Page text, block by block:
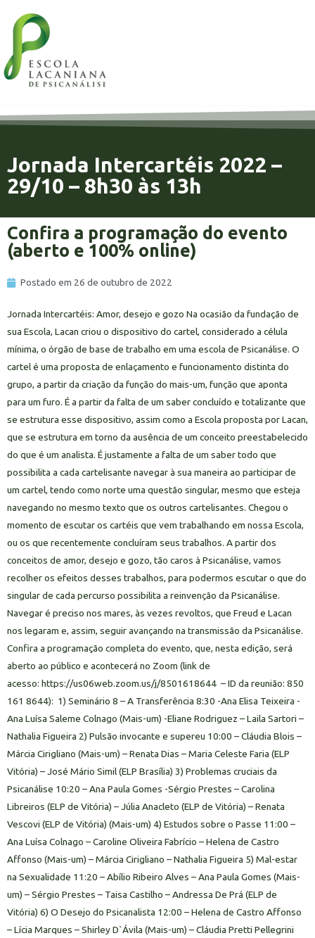
Jornada Intercartéis 2022 –
29/10 – 8h30 às 13h
Confira a programação do evento
(aberto e 100% online)
Postado em 26 de outubro de 2022
Jornada Intercartéis: Amor, desejo e gozo Na ocasião da fundação de
sua Escola, Lacan criou o dispositivo do cartel, considerado a célula
mínima, o órgão de base de trabalho em uma escola de Psicanálise. O
cartel é uma proposta de enlaçamento e funcionamento distinta do
grupo, a partir da criação da função do mais-um, função que aponta
para um furo. É a partir da falta de um saber concluído e totalizante que
se estrutura esse dispositivo, assim como a Escola proposta por Lacan,
que se estrutura em torno da ausência de um conceito preestabelecido
do que é um analista. É justamente a falta de um saber todo que
possibilita a cada cartelisante navegar à sua maneira ao participar de
um cartel, tendo como norte uma questão singular, mesmo que esteja
navegando no mesmo texto que os outros cartelisantes. Chegou o
momento de escutar os cartéis que vem trabalhando em nossa Escola,
ou os que recentemente concluíram seus trabalhos. A partir dos
conceitos de amor, desejo e gozo, tão caros à Psicanálise, vamos
recolher os efeitos desses trabalhos, para podermos escutar o que do
singular de cada percurso possibilita a reinvenção da Psicanálise.
Navegar é preciso nos mares, às vezes revoltos, que Freud e Lacan
nos legaram e, assim, seguir avançando na transmissão da Psicanálise.
Confira a programação completa do evento, que, nesta edição, será
aberto ao público e acontecerá no Zoom (link de
acesso: https://us06web.zoom.us/j/8501618644 – ID da reunião: 850
161 8644): 1) Seminário 8 – A Transferência 8:30 -Ana Elisa Teixeira -
Ana Luísa Saleme Colnago (Mais-um) -Eliane Rodriguez – Laila Sartori –
Nathalia Figueira 2) Pulsão invocante e supereu 10:00 – Cláudia Blois –
Márcia Cirigliano (Mais-um) – Renata Dias – Maria Celeste Faria (ELP
Vitória) – José Mário Simil (ELP Brasília) 3) Problemas cruciais da
Psicanálise 10:20 – Ana Paula Gomes -Sérgio Prestes – Carolina
Libreiros (ELP de Vitória) – Júlia Anacleto (ELP de Vitória) – Renata
Vescovi (ELP de Vitória) (Mais-um) 4) Estudos sobre o Passe 11:00 –
Ana Luísa Colnago – Caroline Oliveira Fabrício – Helena de Castro
Affonso (Mais-um) – Márcia Cirigliano – Nathalia Figueira 5) Mal-estar
na Sexualidade 11:20 – Abílio Ribeiro Alves – Ana Paula Gomes (Mais-
um) – Sérgio Prestes – Taisa Castilho – Andressa De Prá (ELP de
Vitória) 6) O Desejo do Psicanalista 12:00 – Helena de Castro Affonso
– Lícia Marques – Shirley D`Ávila (Mais-um) – Cláudia Pretti Pellegrini